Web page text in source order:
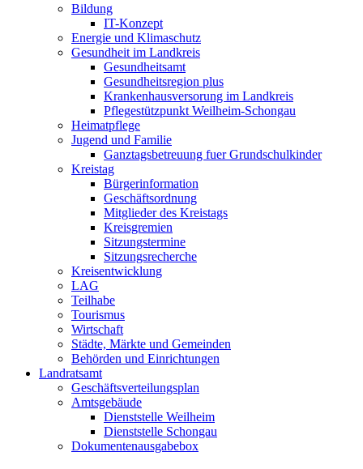
Bildung
IT-Konzept
Energie und Klimaschutz
Gesundheit im Landkreis
Gesundheitsamt
Gesundheitsregion plus
Krankenhausversorung im Landkreis
Pflegestützpunkt Weilheim-Schongau
Heimatpflege
Jugend und Familie
Ganztagsbetreuung fuer Grundschulkinder
Kreistag
Bürgerinformation
Geschäftsordnung
Mitglieder des Kreistags
Kreisgremien
Sitzungstermine
Sitzungsrecherche
Kreisentwicklung
LAG
Teilhabe
Tourismus
Wirtschaft
Städte, Märkte und Gemeinden
Behörden und Einrichtungen
Landratsamt
Geschäftsverteilungsplan
Amtsgebäude
Dienststelle Weilheim
Dienststelle Schongau
Dokumentenausgabebox